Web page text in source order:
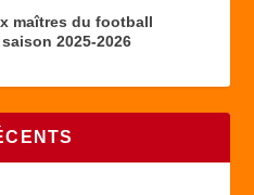
maîtres du football
2025-2026